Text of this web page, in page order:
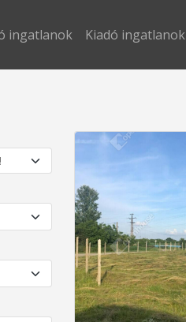
ingatlanok Kiadó ingatlanok